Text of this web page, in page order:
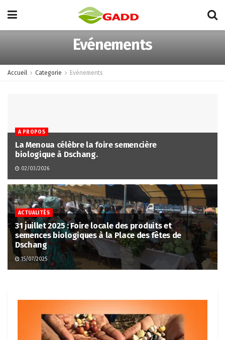
Evénements
Accueil Categorie Evénements
A PROPOS
La Menoua célèbre la foire semencière
biologique à Dschang.
02/03/2026
ACTUALITÉS
31 juillet 2025 : Foire locale des produits et
semences biologiques à la Place des fêtes de
Dschang
15/07/2025